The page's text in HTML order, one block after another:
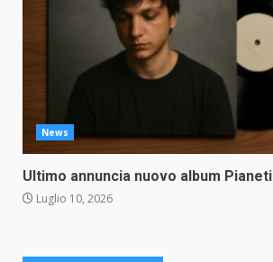
News
Ultimo annuncia nuovo album Pianeti
Luglio 10, 2026